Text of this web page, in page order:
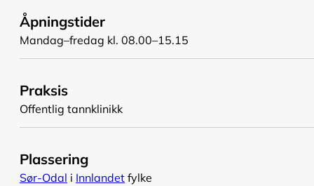
Åpningstider
Mandag–fredag kl. 08.00–15.15
Praksis
Offentlig tannklinikk
Plassering
Sør-Odal i Innlandet fylke